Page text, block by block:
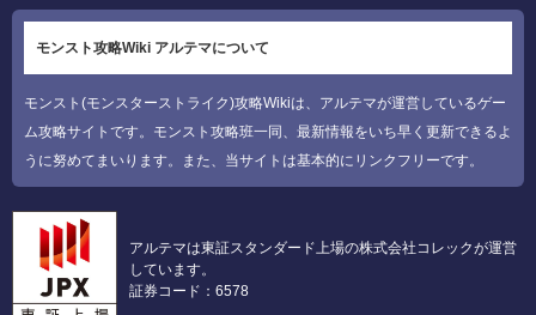
モンスト攻略Wiki アルテマについて
モンスト(モンスターストライク)攻略Wikiは、アルテマが運営しているゲー
ム攻略サイトです。モンスト攻略班一同、最新情報をいち早く更新できるよ
うに努めてまいります。また、当サイトは基本的にリンクフリーです。
アルテマは東証スタンダード上場の株式会社コレックが運営
しています。
証券コード：6578